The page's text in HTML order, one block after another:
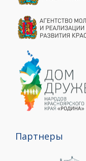
Партнеры